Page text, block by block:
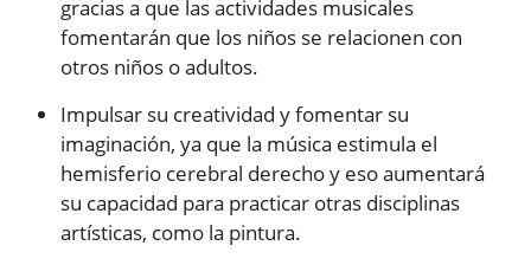
gracias a que las actividades musicales
fomentarán que los niños se relacionen con
otros niños o adultos.
Impulsar su creatividad y fomentar su
imaginación, ya que la música estimula el
hemisferio cerebral derecho y eso aumentará
su capacidad para practicar otras disciplinas
artísticas, como la pintura.